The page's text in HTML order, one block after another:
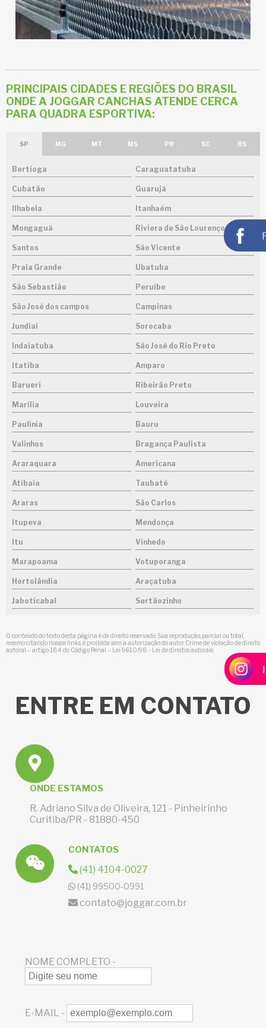
PRINCIPAIS CIDADES E REGIÕES DO BRASIL
ONDE A JOGGAR CANCHAS ATENDE CERCA
PARA QUADRA ESPORTIVA:
SP MG MT MS PR SC RS
Bertioga Caraguatatuba
Cubatão Guarujá
Ilhabela Itanhaém
Mongaguá Riviera de São Lourenço
Santos São Vicente
Praia Grande Ubatuba
São Sebastião Peruíbe
São José dos campos Campinas
Jundiaí Sorocaba
Indaiatuba São José do Rio Preto
Itatiba Amparo
Barueri Ribeirão Preto
Marília Louveira
Paulínia Bauru
Valinhos Bragança Paulista
Araraquara Americana
Atibaia Taubaté
Araras São Carlos
Itupeva Mendonça
Itu Vinhedo
Marapoama Votuporanga
Hortolândia Araçatuba
Jaboticabal Sertãozinho
O conteúdo do texto desta página é de direito reservado. Sua reprodução, parcial ou total,
mesmo citando nossos links, é proibida sem a autorização do autor. Crime de violação de direito
autoral – artigo 184 do Código Penal – Lei 9610/98 - Lei de direitos autorais
ENTRE EM CONTATO
ONDE ESTAMOS
R. Adriano Silva de Oliveira, 121 - Pinheirinho
Curitiba/PR - 81880-450
CONTATOS
(41) 4104-0027
(41) 99500-0991
contato@joggar.com.br
NOME COMPLETO -
E-MAIL -